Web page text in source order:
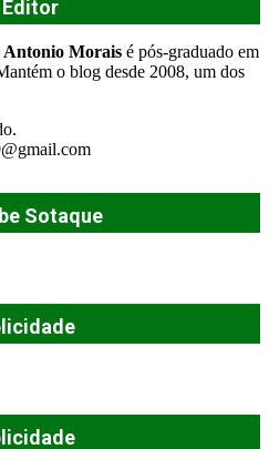
Editor
Morais é pós-graduado em
o blog desde 2008, um dos
Sotaque